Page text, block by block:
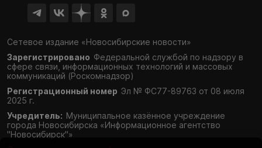
Сетевое издание «Новосибирские новости»
Зарегистрировано Федеральной службой по надзору в
сфере связи, информационных технологий и массовых
коммуникаций (Роскомнадзор)
Регистрационный номер Эл № ФС77-89763 от 08 июля
2025 г.
Учредитель: Муниципальное казённое учреждение
города Новосибирска «Информационное агентство
"Новосибирск"»